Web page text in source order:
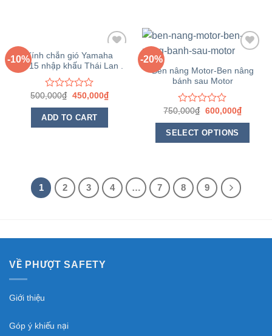
-10%
Yêu
Kính chắn gió Yamaha
MT15 nhập khẩu Thái Lan .
Rated
0
out
of
500,000₫ 450,000₫
ADD TO CART
-20%
Yêu
thích
Ben nâng Motor-Ben nâng
bánh sau Motor
Rated
0
out
of
750,000₫ 600,000₫
SELECT OPTIONS
1 2 3 4 … 7 8 9
VỀ PHƯỢT SAFETY
Giới thiệu
Góp ý khiếu nại